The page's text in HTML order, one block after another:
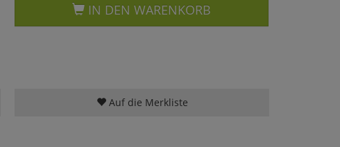
IN DEN WARENKORB
Auf die Merkliste